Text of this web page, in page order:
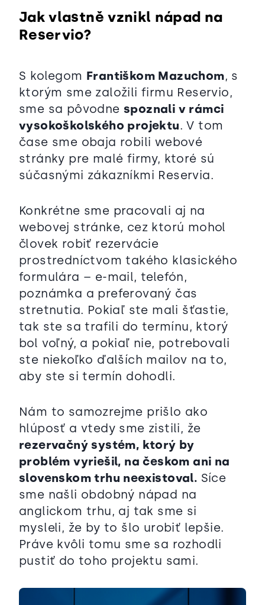
Jak vlastně vznikl nápad na
Reservio?
S kolegom Františkom Mazuchom, s
ktorým sme založili firmu Reservio,
sme sa pôvodne spoznali v rámci
vysokoškolského projektu. V tom
čase sme obaja robili webové
stránky pre malé firmy, ktoré sú
súčasnými zákazníkmi Reservia.
Konkrétne sme pracovali aj na
webovej stránke, cez ktorú mohol
človek robiť rezervácie
prostredníctvom takého klasického
formulára – e-mail, telefón,
poznámka a preferovaný čas
stretnutia. Pokiaľ ste mali šťastie,
tak ste sa trafili do termínu, ktorý
bol voľný, a pokiaľ nie, potrebovali
ste niekoľko ďalších mailov na to,
aby ste si termín dohodli.
Nám to samozrejme prišlo ako
hlúposť a vtedy sme zistili, že
rezervačný systém, ktorý by
problém vyriešil, na českom ani na
slovenskom trhu neexistoval. Síce
sme našli obdobný nápad na
anglickom trhu, aj tak sme si
mysleli, že by to šlo urobiť lepšie.
Práve kvôli tomu sme sa rozhodli
pustiť do toho projektu sami.